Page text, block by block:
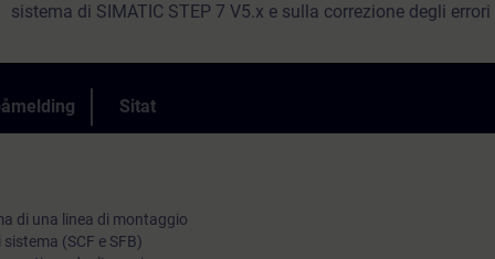
sistema di SIMATIC STEP 7 V5.x e sulla correzione degli errori
sulla factory automation integrata ti insegnerà ad avere una
del tuo impianto e a comprendere la relazione tra i singoli
impulso e nuove idee per l'ottimizzazione della produzione.
Sitat
di una linea di montaggio
(SCF e SFB)